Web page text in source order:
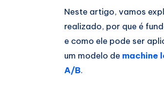
Neste artigo, vamos
realizado, por que é
e como ele pode ser
um modelo de machine
A/B.